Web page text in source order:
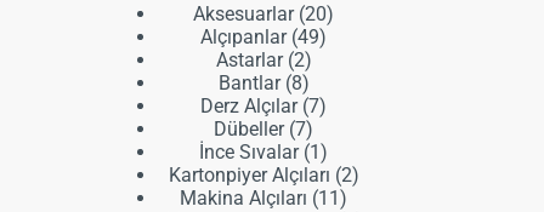
Aksesuarlar 2020
Alçıpanlar 4949
Astarlar 22
ürün
Bantlar 88
ürün
Derz Alçılar 77
Dübeller 77
ürün
İnce Sıvalar 11
ürün
Kartonpiyer Alçıları 22
Makina Alçıları 1111